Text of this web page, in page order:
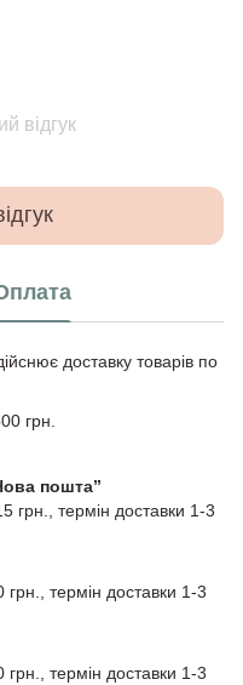
відгук
доставку товарів по
грн.
пошта”
грн., термін доставки 1-3
грн., термін доставки 1-3
грн., термін доставки 1-3